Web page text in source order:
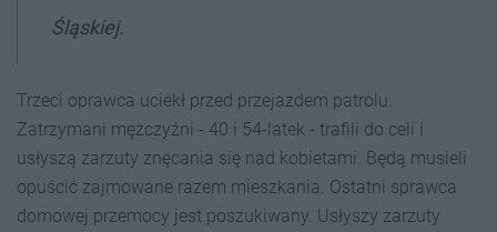
Śląskiej.
Trzeci oprawca uciekł przed przejazdem patrolu.
Zatrzymani mężczyźni - 40 i 54-latek - trafili do celi i
usłyszą zarzuty znęcania się nad kobietami. Będą musieli
opuścić zajmowane razem mieszkania. Ostatni sprawca
domowej przemocy jest poszukiwany. Usłyszy zarzuty